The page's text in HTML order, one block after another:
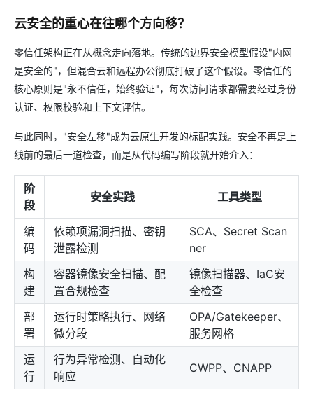
云安全的重心在往哪个方向移？
零信任架构正在从概念走向落地。传统的边界安全模型假设"内网
是安全的"，但混合云和远程办公彻底打破了这个假设。零信任的
核心原则是"永不信任，始终验证"，每次访问请求都需要经过身份
认证、权限校验和上下文评估。
与此同时，"安全左移"成为云原生开发的标配实践。安全不再是上
线前的最后一道检查，而是从代码编写阶段就开始介入：
阶
段
安全实践 工具类型
编
码
依赖项漏洞扫描、密钥
泄露检测
SCA、Secret Scan
ner
构
建
容器镜像安全扫描、配
置合规检查
镜像扫描器、IaC安
全检查
部
署
运行时策略执行、网络
微分段
OPA/Gatekeeper、
服务网格
运
行
行为异常检测、自动化
响应
CWPP、CNAPP